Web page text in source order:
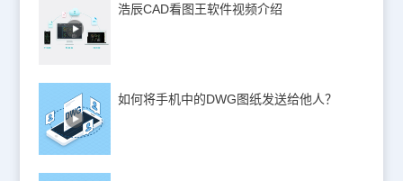
浩辰CAD看图王软件视频介绍
如何将手机中的DWG图纸发送给他人？